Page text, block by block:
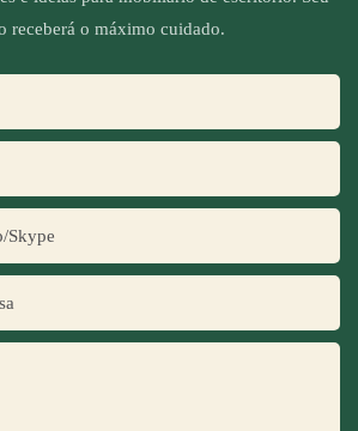
receberá o máximo cuidado.
Skype